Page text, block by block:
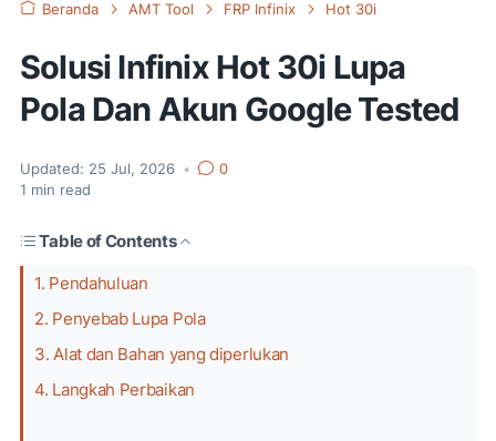
Beranda AMT Tool FRP Infinix Hot 30i
Solusi Infinix Hot 30i Lupa
Pola Dan Akun Google Tested
Updated: 25 Jul, 2026 •
0
1 min read
Table of Contents
1. Pendahuluan
2. Penyebab Lupa Pola
3. Alat dan Bahan yang diperlukan
4. Langkah Perbaikan